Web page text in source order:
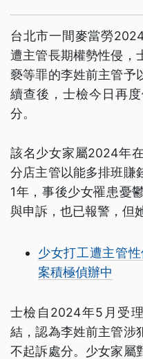
台北市一間麥當勞
遭主管長期權勢性侵，
褻等罪的李姓前主管予
續查後，士檢今日再
分。
該名少女家屬2024年
分店主管以能多排班賺
1年，事後少女罹患憂
與申訴，也已報警，但
少女打工遭主管
案積極偵辦中
士檢自2024年5月受
結，認為李姓前主管涉
不起訴處分。少女家屬